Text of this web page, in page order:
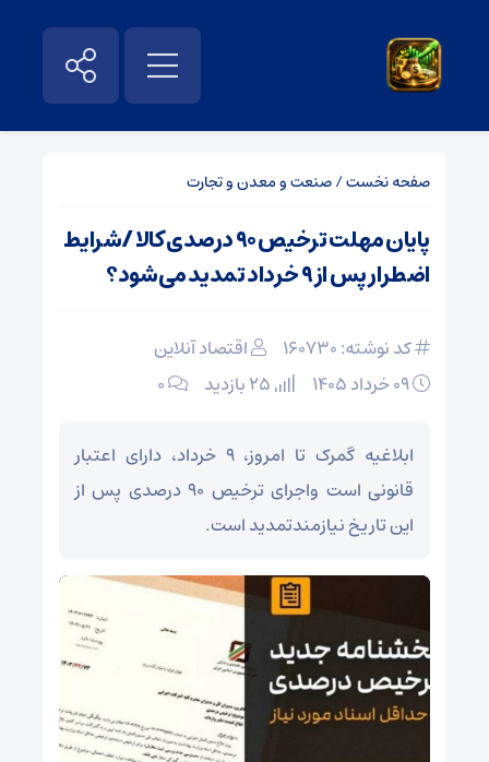
صفحه نخست/صنعت و معدن و تجارت
پایان مهلت ترخیص ۹۰ درصدی کالا /شرایط
اضطرار پس از ۹ خرداد تمدید می‌شود؟
کد نوشته: 160730
اقتصاد آنلاین
۰
ابلاغیه گمرک تا امروز، ۹ خرداد، دارای اعتبار
قانونی است واجرای ترخیص ۹۰ درصدی پس از
این تاریخ نیازمندتمدید است.